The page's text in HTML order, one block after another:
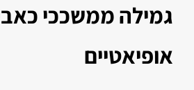
גמילה ממשככי
אופיאטיים